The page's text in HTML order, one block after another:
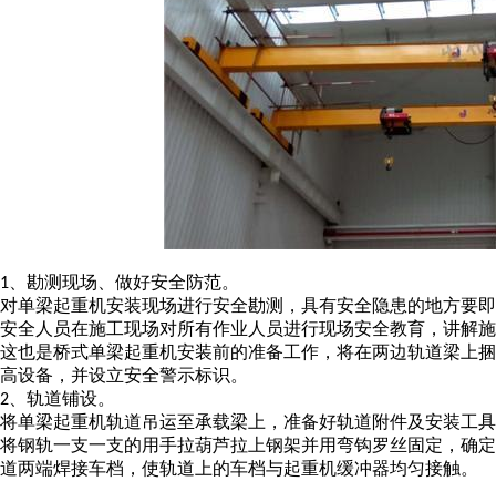
1 、勘测现场、做好安全防范。
对单梁起重机安装现场进行安全勘测，具有安全隐患的地方要
安全人员在施工现场对所有作业人员进行现场安全教育，讲解
这也是桥式单梁起重机安装前的准备工作，将在两边轨道梁上
高设备，并设立安全警示标识。
2 、轨道铺设。
将单梁起重机轨道吊运至承载梁上，准备好轨道附件及安装工
将钢轨一支一支的用手拉葫芦拉上钢架并用弯钩罗丝固定，确
道两端焊接车档，使轨道上的车档与起重机缓冲器均匀接触。